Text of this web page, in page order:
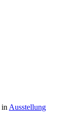
in Ausstellung